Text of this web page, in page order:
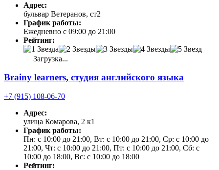
Адрес:
бульвар Ветеранов, ст2
График работы:
Ежедневно с 09:00 до 21:00
Рейтинг:
Загрузка...
Brainy learners, студия английского языка
+7 (915) 108-06-70
Адрес:
улица Комарова, 2 к1
График работы:
Пн: с 10:00 до 21:00, Вт: с 10:00 до 21:00, Ср: с 10:00 до
21:00, Чт: с 10:00 до 21:00, Пт: с 10:00 до 21:00, Сб: с
10:00 до 18:00, Вс: с 10:00 до 18:00
Рейтинг: